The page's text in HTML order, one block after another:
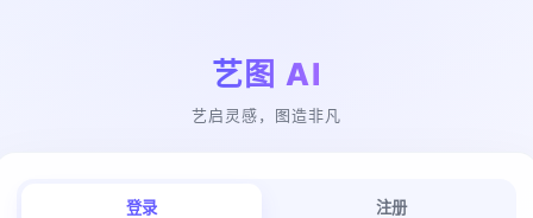
艺图 AI
艺启灵感，图造非凡
登录 注册